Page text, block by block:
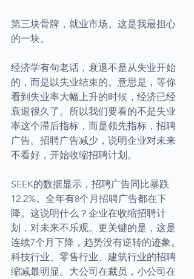
第三块骨牌，就业市场。这是我最担心
的一块。
经济学有句老话，衰退不是从失业开始
的，而是以失业结束的。意思是，等你
看到失业率大幅上升的时候，经济已经
衰退很久了。所以我们要看的不是失业
率这个滞后指标，而是领先指标，招聘
广告。招聘广告减少，说明企业对未来
不看好，开始收缩招聘计划。
SEEK的数据显示，招聘广告同比暴跌
12.2%。全年有8个月招聘广告都在下
降。这说明什么？企业在收缩招聘计
划，对未来不乐观。更关键的是，这是
连续7个月下降，趋势没有逆转的迹象。
科技行业、零售行业、建筑行业的招聘
缩减最明显。大公司在裁员，小公司在